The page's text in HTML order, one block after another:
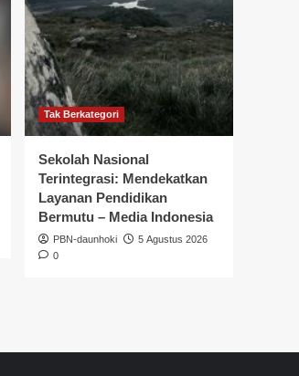
Tak Berkategori
Sekolah Nasional
Terintegrasi: Mendekatkan
Layanan Pendidikan
Bermutu – Media Indonesia
PBN-daunhoki
5 Agustus 2026
0